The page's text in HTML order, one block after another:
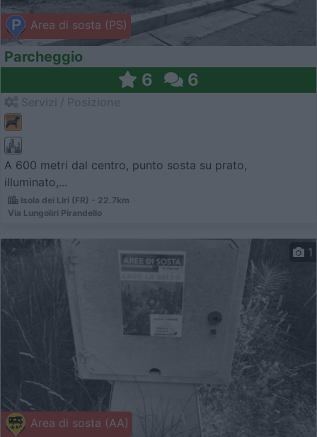
Area di sosta (PS)
Parcheggio
6 6
A 600 metri dal centro, punto sosta su prato,
illuminato,...
Isola dei Liri (FR) - 22.7km
Via Lungoliri Pirandello
Area di sosta (AA)
1